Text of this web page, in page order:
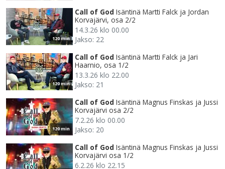
120 min
Call of God Isäntinä Martti Falck ja Jordan
Korvajärvi, osa 2/2
14.3.26 klo 00.00
Jakso: 22
120 min
Call of God Isäntinä Martti Falck ja Jari
Haarnio, osa 1/2
13.3.26 klo 22.00
Jakso: 21
120 min
Call of God Isäntinä Magnus Finskas ja Jussi
Korvajärvi osa 2/2
7.2.26 klo 00.00
Jakso: 20
Call of God Isäntinä Magnus Finskas ja Jussi
Korvajärvi osa 1/2
6.2.26 klo 22.15